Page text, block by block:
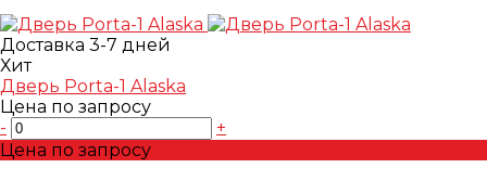
Доставка 3-7 дней
Хит
Дверь Porta-1 Alaska
Цена по запросу
-
+
Цена по запросу